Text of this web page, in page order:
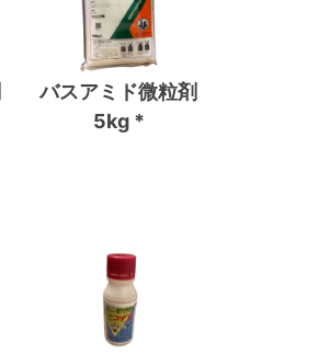
バスアミド微粒剤
5kg *